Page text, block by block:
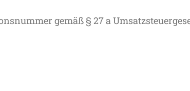
gemäß § 27 a